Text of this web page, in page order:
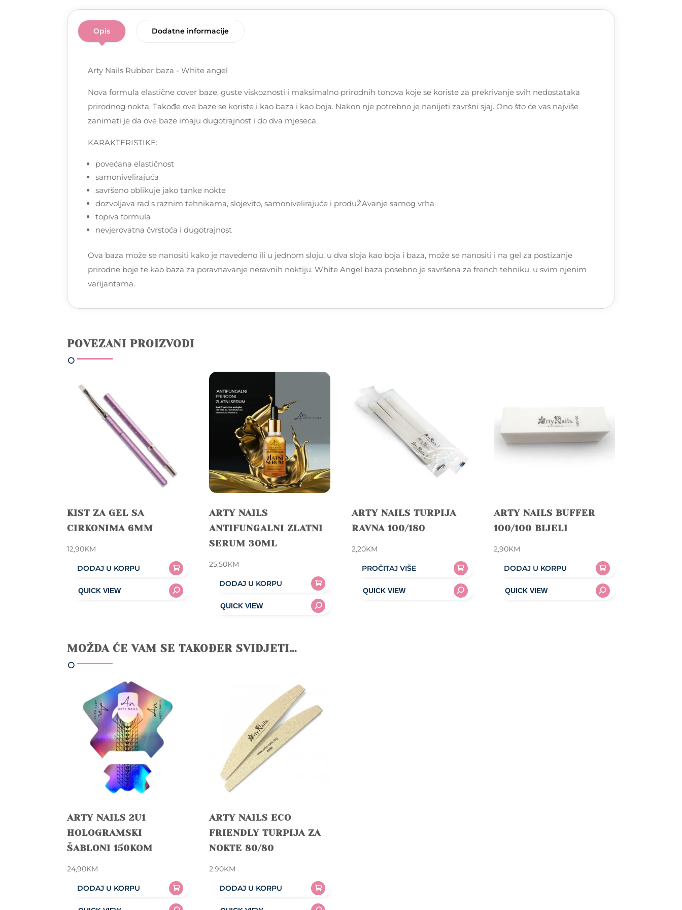
Opis Dodatne informacije
Arty Nails Rubber baza - White angel
Nova formula elastične cover baze, guste viskoznosti i maksimalno prirodnih tonova koje se koriste za prekrivanje svih nedostataka
prirodnog nokta. Takođe ove baze se koriste i kao baza i kao boja. Nakon nje potrebno je nanijeti završni sjaj. Ono što će vas najviše
zanimati je da ove baze imaju dugotrajnost i do dva mjeseca.
KARAKTERISTIKE:
povećana elastičnost
samonivelirajuća
savršeno oblikuje jako tanke nokte
dozvoljava rad s raznim tehnikama, slojevito, samonivelirajuće i produŽAvanje samog vrha
topiva formula
nevjerovatna čvrstoća i dugotrajnost
Ova baza može se nanositi kako je navedeno ili u jednom sloju, u dva sloja kao boja i baza, može se nanositi i na gel za postizanje
prirodne boje te kao baza za poravnavanje neravnih noktiju. White Angel baza posebno je savršena za french tehniku, u svim njenim
varijantama.
POVEZANI PROIZVODI
KIST ZA GEL SA
CIRKONIMA 6MM
12,90KM
DODAJ U KORPU
ARTY NAILS
ANTIFUNGALNI ZLATNI
SERUM 30ML
25,50KM
DODAJ U KORPU
ARTY NAILS TURPIJA
RAVNA 100/180
2,20KM
PROČITAJ VIŠE
ARTY NAILS BUFFER
100/100 BIJELI
2,90KM
DODAJ U KORPU
MOŽDA ĆE VAM SE TAKOĐER SVIDJETI…
ARTY NAILS 2U1
HOLOGRAMSKI
ŠABLONI 150KOM
24,90KM
DODAJ U KORPU
ARTY NAILS ECO
FRIENDLY TURPIJA ZA
NOKTE 80/80
2,90KM
DODAJ U KORPU